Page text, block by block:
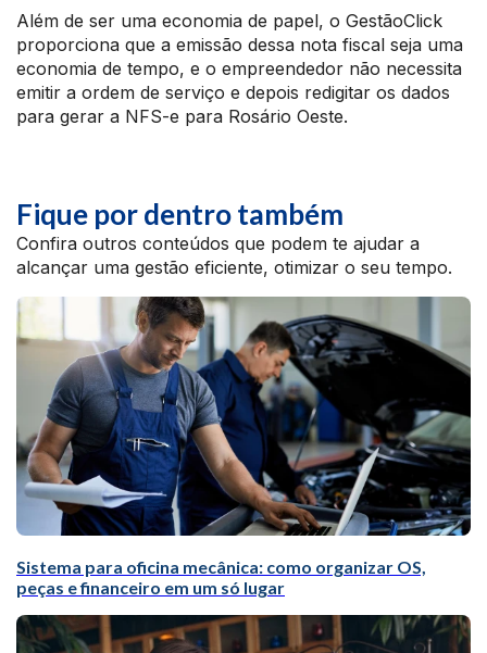
Além de ser uma economia de papel, o GestãoClick
proporciona que a emissão dessa nota fiscal seja uma
economia de tempo, e o empreendedor não necessita
emitir a ordem de serviço e depois redigitar os dados
para gerar a NFS-e para Rosário Oeste.
Fique por dentro também
Confira outros conteúdos que podem te ajudar a
alcançar uma gestão eficiente, otimizar o seu tempo.
Sistema para oficina mecânica: como organizar OS,
peças e financeiro em um só lugar